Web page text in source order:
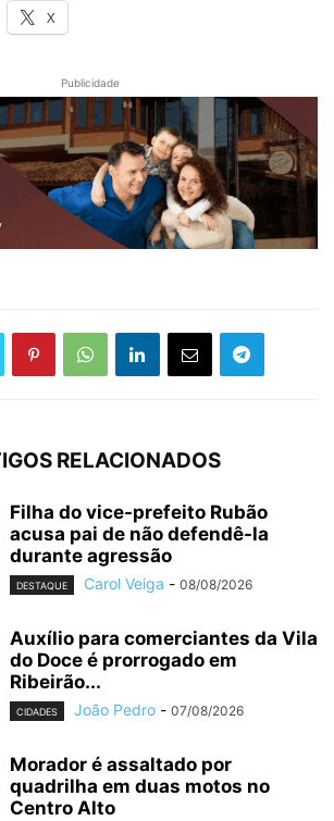
X
Publicidade
RELACIONADOS
Filha do vice-prefeito Rubão
acusa pai de não defendê-la
durante agressão
DESTAQUE Carol Veiga - 08/08/2026
Auxílio para comerciantes da Vila
do Doce é prorrogado em
Ribeirão...
CIDADES João Pedro - 07/08/2026
Morador é assaltado por
quadrilha em duas motos no
Centro Alto